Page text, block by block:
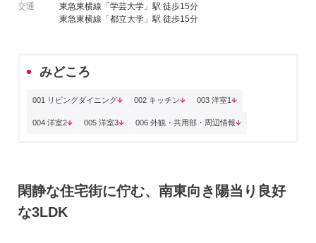
交通
東急東横線「学芸大学」駅 徒歩15分
東急東横線「都立大学」駅 徒歩15分
みどころ
001 リビングダイニング 002 キッチン 003 洋室1
004 洋室2 005 洋室3 006 外観・共用部・周辺情報
閑静な住宅街に佇む、南東向き陽当り良好
な3LDK